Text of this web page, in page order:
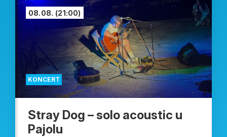
KONCERT
08.08. (21:00)
Stray Dog – solo acoustic u
Pajolu